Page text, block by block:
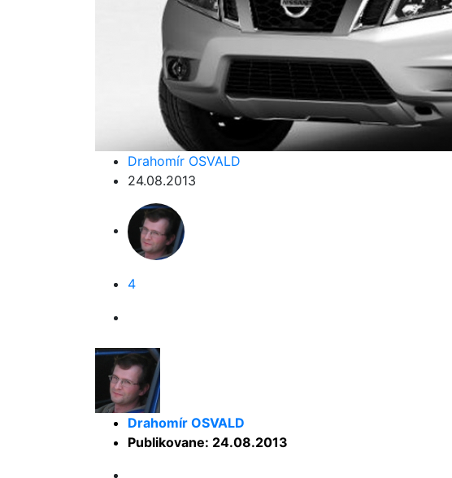
Drahomír OSVALD
24.08.2013
4
Drahomír OSVALD
Publikovane: 24.08.2013